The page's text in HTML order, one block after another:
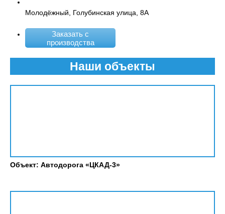
Молодёжный, Голубинская улица, 8А
Заказать с
производства
Наши объекты
Объект: Автодорога «ЦКАД-3»